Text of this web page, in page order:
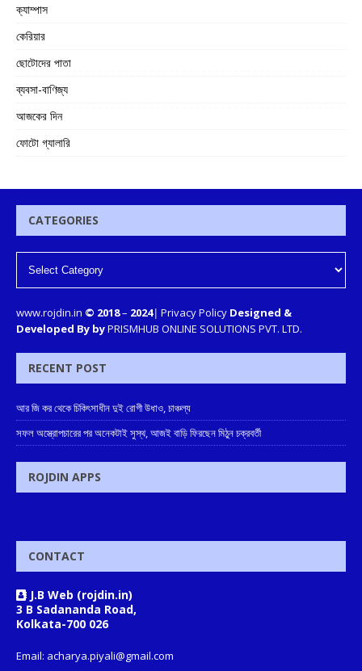
ক্যাম্পাস
কেরিয়ার
ছোটোদের পাতা
ব্যবসা-বাণিজ্য
আজকের দিন
ফোটো গ্যালারি
CATEGORIES
www.rojdin.in © 2018– 2024| Privacy Policy Designed &
Developed By byPRISMHUB ONLINE SOLUTIONS PVT. LTD.
RECENT POST
আর জি কর থেকে চিকিৎসাধীন দুই রোগী উধাও, চাঞ্চল্য
সফল অস্ত্রোপচারের পর অনেকটাই সুস্থ, আজই বাড়ি ফিরছেন মিঠুন চক্রবর্তী
ROJDIN APPS
CONTACT
J.B Web (rojdin.in)
3 B Sadananda Road,
Kolkata-700 026
Email: acharya.piyali@gmail.com